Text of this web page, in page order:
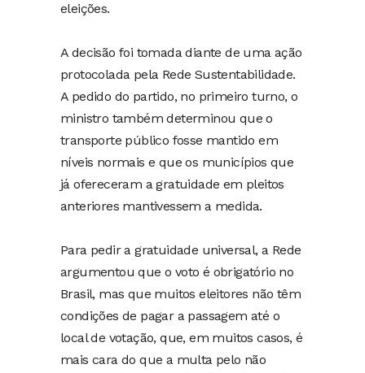
eleições.
A decisão foi tomada diante de uma ação
protocolada pela Rede Sustentabilidade.
A pedido do partido, no primeiro turno, o
ministro também determinou que o
transporte público fosse mantido em
níveis normais e que os municípios que
já ofereceram a gratuidade em pleitos
anteriores mantivessem a medida.
Para pedir a gratuidade universal, a Rede
argumentou que o voto é obrigatório no
Brasil, mas que muitos eleitores não têm
condições de pagar a passagem até o
local de votação, que, em muitos casos, é
mais cara do que a multa pelo não